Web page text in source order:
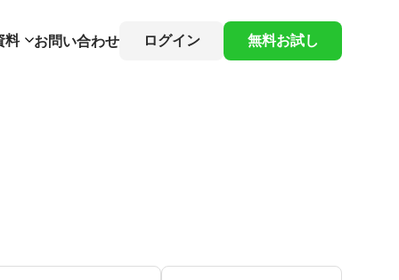
料 お問い合わせ ログイン 無料お試し